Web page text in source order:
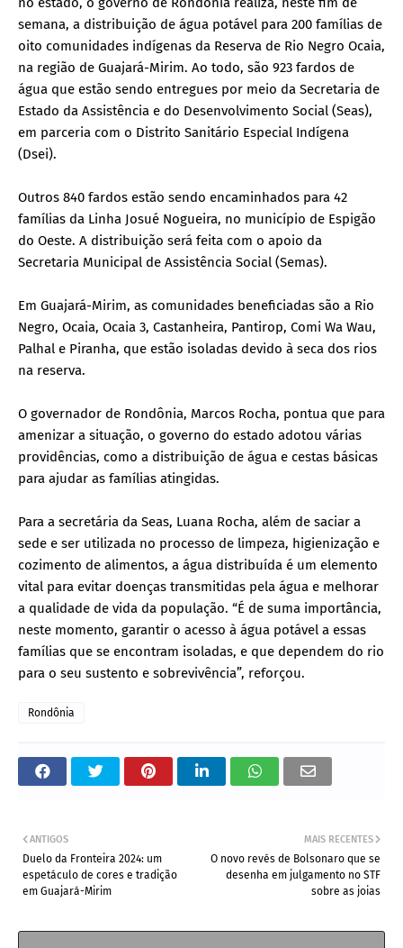
semana, a distribuição de água potável para 200 famílias de
oito comunidades indígenas da Reserva de Rio Negro Ocaia,
na região de Guajará-Mirim. Ao todo, são 923 fardos de
água que estão sendo entregues por meio da Secretaria de
Estado da Assistência e do Desenvolvimento Social (Seas),
em parceria com o Distrito Sanitário Especial Indígena
(Dsei).
Outros 840 fardos estão sendo encaminhados para 42
famílias da Linha Josué Nogueira, no município de Espigão
do Oeste. A distribuição será feita com o apoio da
Secretaria Municipal de Assistência Social (Semas).
Em Guajará-Mirim, as comunidades beneficiadas são a Rio
Negro, Ocaia, Ocaia 3, Castanheira, Pantirop, Comi Wa Wau,
Palhal e Piranha, que estão isoladas devido à seca dos rios
na reserva.
O governador de Rondônia, Marcos Rocha, pontua que para
amenizar a situação, o governo do estado adotou várias
providências, como a distribuição de água e cestas básicas
para ajudar as famílias atingidas.
Para a secretária da Seas, Luana Rocha, além de saciar a
sede e ser utilizada no processo de limpeza, higienização e
cozimento de alimentos, a água distribuída é um elemento
vital para evitar doenças transmitidas pela água e melhorar
a qualidade de vida da população. “É de suma importância,
neste momento, garantir o acesso à água potável a essas
famílias que se encontram isoladas, e que dependem do rio
para o seu sustento e sobrevivência”, reforçou.
Rondônia
MAIS RECENTES
O novo revés de Bolsonaro que se
desenha em julgamento no STF
sobre as joias
ANTIGOS
Duelo da Fronteira 2024: um
espetáculo de cores e tradição
em Guajará-Mirim